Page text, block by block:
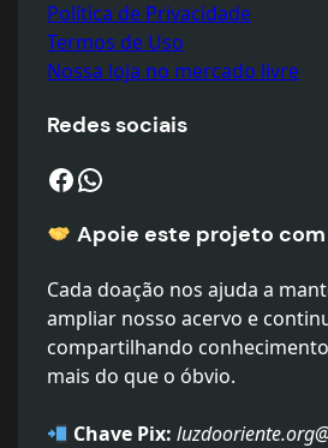
Política de Privacidade
Termos de Uso
Nossa loja no mercado livre
Redes sociais
Facebook WhatsApp
Apoie este projeto com
Cada doação nos ajuda a
ampliar nosso acervo e
compartilhando
mais do que o óbvio.
Chave Pix: